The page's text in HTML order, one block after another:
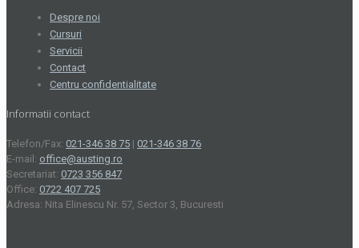
Despre noi
Cursuri
Servicii
Contact
Centru confidentialitate
Informatii contact
Telefon/Fax: 021-346 38 75 | 021-346 38 76
E-mail: office@austing.ro
Secretariat: 0723 356 847
Office: 0722 407 725
Adresa: Nita Elinescu Nr. 57, Sector 3, Bucuresti